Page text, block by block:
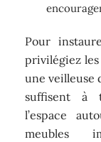
Pour
privilégiez
une veilleuse
suffisent à
l’espace
meubles